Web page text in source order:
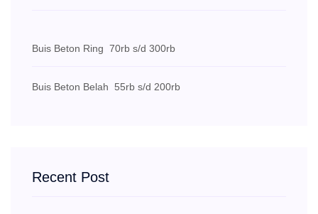
Buis Beton Ring 70rb s/d 300rb
Buis Beton Belah 55rb s/d 200rb
Recent Post